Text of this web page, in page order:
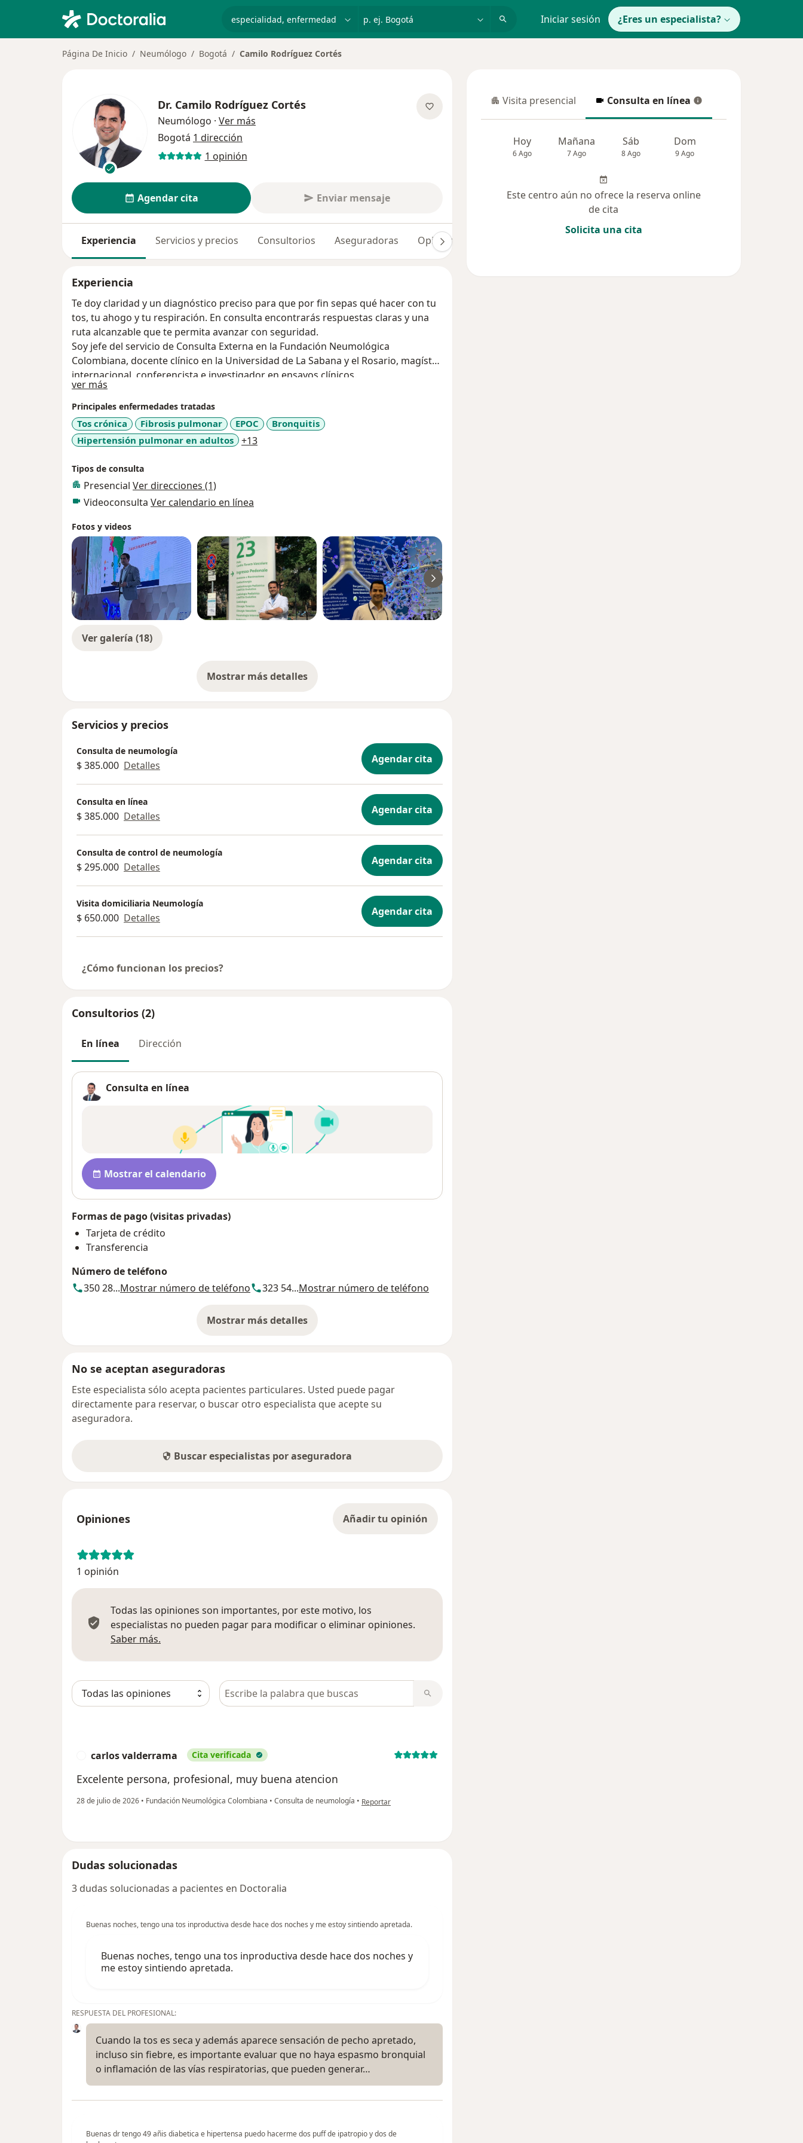
p. ej. Bogotá Iniciar sesión ¿Eres un especialista?
Página De Inicio Neumólogo Bogotá Camilo Rodríguez Cortés
Dr. Camilo Rodríguez Cortés
Neumólogo · Ver más
Bogotá 1 dirección
1 opinión
Agendar cita Enviar mensaje
Experiencia Servicios y precios Consultorios Aseguradoras Opiniones (1)
Experiencia
Te doy claridad y un diagnóstico preciso para que por fin sepas qué hacer con tu
tos, tu ahogo y tu respiración. En consulta encontrarás respuestas claras y una
ruta alcanzable que te permita avanzar con seguridad.
Soy jefe del servicio de Consulta Externa en la Fundación Neumológica
Colombiana, docente clínico en la Universidad de La Sabana y el Rosario, magíster
internacional, conferencista e investigador en ensayos clínicos.
ver más
Principales enfermedades tratadas
Tos crónica Fibrosis pulmonar EPOC
Bronquitis
Hipertensión pulmonar en adultos
+13a11y_sr_more_diseases
Tipos de consulta
Presencial Ver direcciones (1)
Videoconsulta Ver calendario en línea
Fotos y videos
Ver galería (18)
Mostrar más detalles
sobre la experiencia
Servicios y precios
Consulta de neumología
$ 385.000 Detalles Agendar cita
Consulta en línea
$ 385.000 Detalles Agendar cita
Consulta de control de neumología
$ 295.000 Detalles Agendar cita
Visita domiciliaria Neumología
$ 650.000 Detalles Agendar cita
¿Cómo funcionan los precios?
Consultorios (2)
En línea Dirección
Consulta en línea
Disponibilidad
Mostrar el calendario
Formas de pago (visitas privadas)
Tarjeta de crédito
Transferencia
Número de teléfono
350 28...Mostrar número de teléfono 323 54...Mostrar número de teléfono
Mostrar más detalles
sobre la dirección
No se aceptan aseguradoras
Este especialista sólo acepta pacientes particulares. Usted puede pagar
directamente para reservar, o buscar otro especialista que acepte su
aseguradora.
Buscar especialistas por aseguradora
Opiniones Añadir tu opinión
1 opinión
Todas las opiniones son importantes, por este motivo, los
especialistas no pueden pagar para modificar o eliminar opiniones.
Saber más.
Busca en opiniones
carlos valderrama Cita verificada
Excelente persona, profesional, muy buena atencion
28 de julio de 2026 • Fundación Neumológica Colombiana • Consulta de neumología • en opinión del usuario carlos valderrama
Reportar
Dudas solucionadas
3 dudas solucionadas a pacientes en Doctoralia
Buenas noches, tengo una tos inproductiva desde hace dos noches y me estoy sintiendo apretada.
Buenas noches, tengo una tos inproductiva desde hace dos noches y
me estoy sintiendo apretada.
RESPUESTA DEL PROFESIONAL:
Cuando la tos es seca y además aparece sensación de pecho apretado,
incluso sin fiebre, es importante evaluar que no haya espasmo bronquial
o inflamación de las vías respiratorias, que pueden generar…
Buenas dr tengo 49 añis diabetica e hipertensa puedo hacerme dos puff de ipatropio y dos de
Visita presencial
Visita presencial Consulta en línea
Consulta en línea
Hoy
6 Ago
Mañana
7 Ago
Sáb
8 Ago
Dom
9 Ago
Este centro aún no ofrece la reserva online
de cita
Solicita una cita